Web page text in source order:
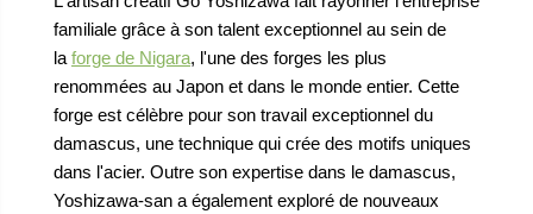
familiale grâce à son talent exceptionnel au sein de
la forge de Nigara, l'une des forges les plus
renommées au Japon et dans le monde entier. Cette
forge est célèbre pour son travail exceptionnel du
damascus, une technique qui crée des motifs uniques
dans l'acier. Outre son expertise dans le damascus,
Yoshizawa-san a également exploré de nouveaux